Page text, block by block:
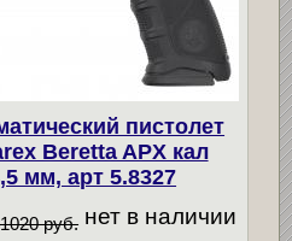
пистолет
Beretta APX кал
мм, арт 5.8327
руб. нет в наличии